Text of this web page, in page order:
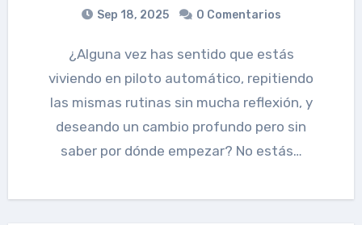
Sep 18, 2025 0 Comentarios
¿Alguna vez has sentido que estás
viviendo en piloto automático, repitiendo
las mismas rutinas sin mucha reflexión, y
deseando un cambio profundo pero sin
saber por dónde empezar? No estás…